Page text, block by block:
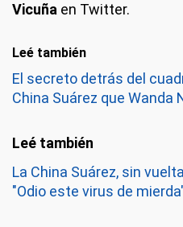
Vicuña en Twitter.
Leé también
El secreto detrás del
China Suárez que Wanda
La China Suárez, sin
"Odio este virus de